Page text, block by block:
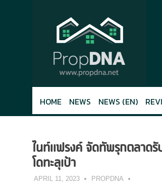
HOME NEWS NEWS (EN)
ไนท์แฟรงค์ จัดทัพรุกตลาดรั
โดทะลุเป้า
APRIL 11, 2023 PROPDNA